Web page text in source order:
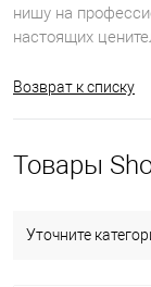
нишу на
настоящих
Возврат к списку
Товары
Уточните